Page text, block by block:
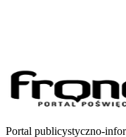
Portal publicystyczno-